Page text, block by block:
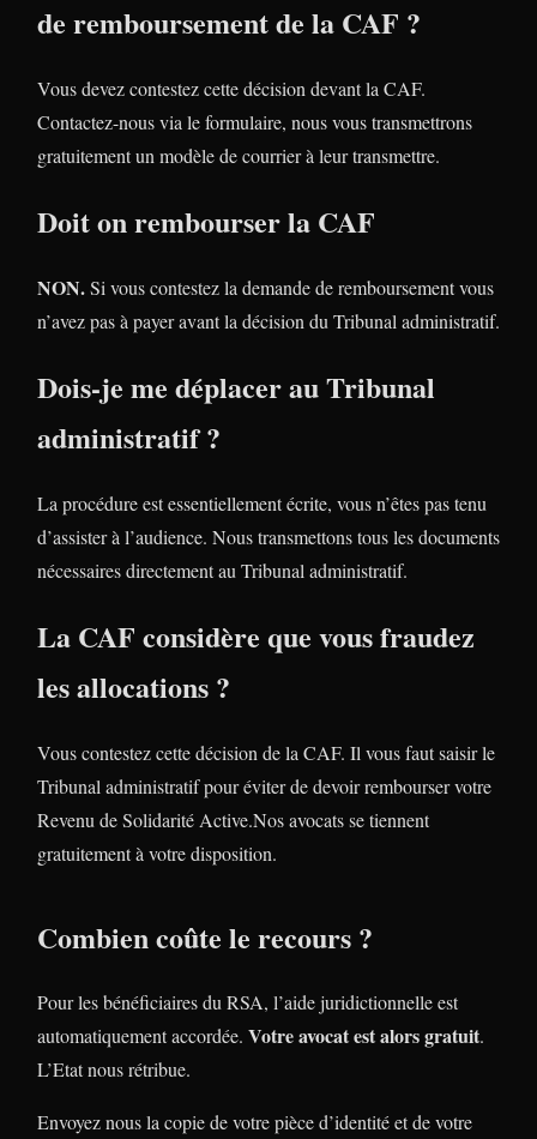
de remboursement de la CAF ?
Vous devez contestez cette décision devant la CAF.
Contactez-nous via le formulaire, nous vous transmettrons
gratuitement un modèle de courrier à leur transmettre.
Doit on rembourser la CAF
NON.Si vous contestez la demande de remboursement vous
n’avez pas à payer avant la décision du Tribunal administratif.
Dois-je me déplacer au Tribunal
administratif ?
La procédure est essentiellement écrite, vous n’êtes pas tenu
d’assister à l’audience. Nous transmettons tous les documents
nécessaires directement au Tribunal administratif.
La CAF considère que vous fraudez
les allocations ?
Vous contestez cette décision de la CAF. Il vous faut saisir le
Tribunal administratif pour éviter de devoir rembourser votre
Revenu de Solidarité Active.Nos avocats se tiennent
gratuitement à votre disposition.
Combien coûte le recours ?
Pour les bénéficiaires du RSA, l’aide juridictionnelle est
automatiquement accordée. Votre avocat est alors gratuit.
L’Etat nous rétribue.
Envoyez nous la copie de votre pièce d’identité et de votre